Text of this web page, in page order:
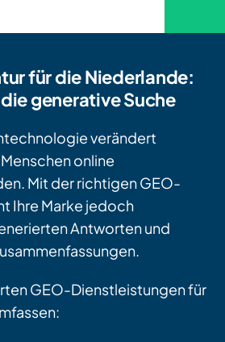
für die Niederlande:
generative Suche
verändert
online
Mit der richtigen GEO-
Ihre Marke jedoch
Antworten und
GEO-Dienstleistungen für